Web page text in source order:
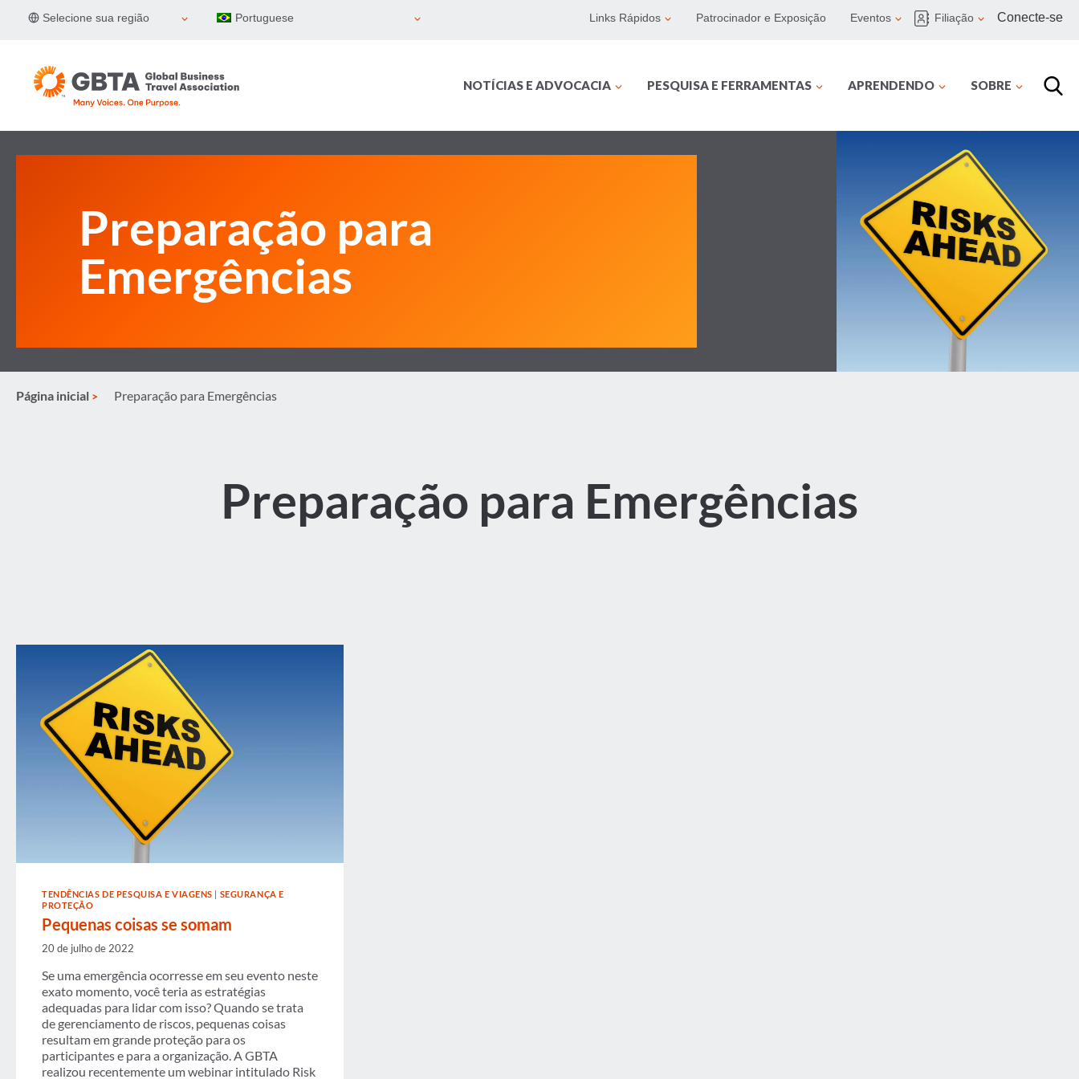
Selecione sua região Portuguese Links Rápidos Patrocinador e Exposição Eventos Filiação Conecte-se
NOTÍCIAS E ADVOCACIA PESQUISA E FERRAMENTAS APRENDENDO SOBRE
Preparação para
Emergências
Página inicial Preparação para Emergências
Preparação para Emergências
TENDÊNCIAS DE PESQUISA E VIAGENS | SEGURANÇA E
PROTEÇÃO
Pequenas coisas se somam
20 de julho de 2022
Se uma emergência ocorresse em seu evento neste
exato momento, você teria as estratégias
adequadas para lidar com isso? Quando se trata
de gerenciamento de riscos, pequenas coisas
resultam em grande proteção para os
participantes e para a organização. A GBTA
realizou recentemente um webinar intitulado Risk